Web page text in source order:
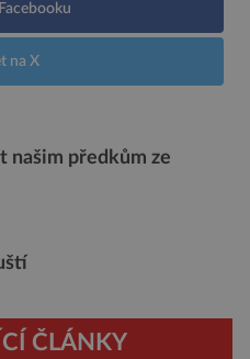
na X
našim předkům ze
ČLÁNKY